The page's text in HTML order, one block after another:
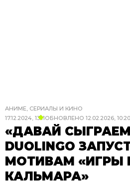
АНИМЕ, СЕРИАЛЫ И КИНО
17.12.2024, 13:11ОБНОВЛЕНО 12.02.2026, 10:20
«ДАВАЙ СЫГРАЕМ
DUOLINGO
МОТИВАМ «ИГРЫ
КАЛЬМАРА»